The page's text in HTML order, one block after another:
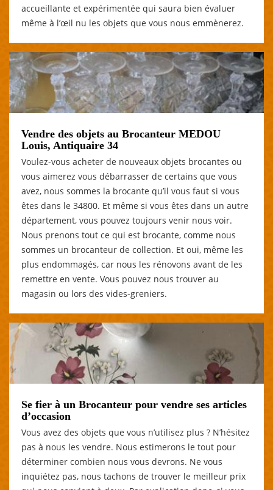
accueillante et expérimentée qui saura bien évaluer
même à l’œil nu les objets que vous nous emmènerez.
Vendre des objets au Brocanteur MEDOU
Louis, Antiquaire 34
Voulez-vous acheter de nouveaux objets brocantes ou
vous aimerez vous débarrasser de certains que vous
avez, nous sommes la brocante qu’il vous faut si vous
êtes dans le 34800. Et même si vous êtes dans un autre
département, vous pouvez toujours venir nous voir.
Nous prenons tout ce qui est brocante, comme nous
sommes un brocanteur de collection. Et oui, même les
plus endommagés, car nous les rénovons avant de les
remettre en vente. Vous pouvez nous trouver au
magasin ou lors des vides-greniers.
Se fier à un Brocanteur pour vendre ses articles
d’occasion
Vous avez des objets que vous n’utilisez plus ? N’hésitez
pas à nous les vendre. Nous estimerons le tout pour
déterminer combien nous vous devrons. Ne vous
inquiétez pas, nous tachons de trouver le meilleur prix